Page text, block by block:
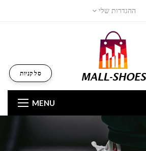
ההגדרות שלי
MENU
סל קניות